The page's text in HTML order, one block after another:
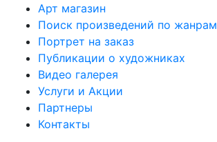
Арт магазин
Поиск произведений по жанрам
Портрет на заказ
Публикации о художниках
Видео галерея
Услуги и Акции
Партнеры
Контакты